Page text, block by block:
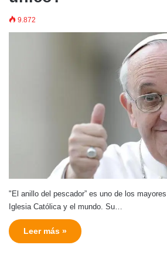
9.872
"El anillo del pescador” es uno de los
Iglesia Católica y el mundo. Su…
Leer más »